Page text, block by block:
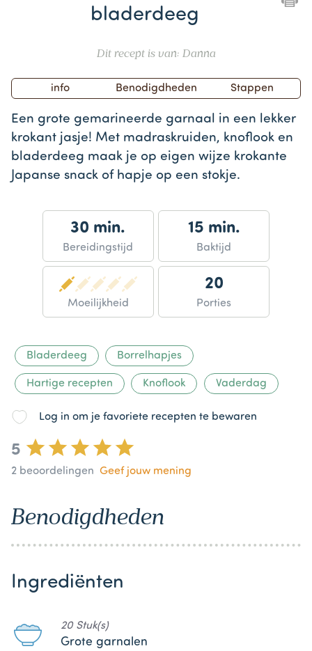
bladerdeeg
Dit recept is van: Danna
info Benodigdheden Stappen
Een grote gemarineerde garnaal in een lekker
krokant jasje! Met madraskruiden, knoflook en
bladerdeeg maak je op eigen wijze krokante
Japanse snack of hapje op een stokje.
30 min.
Bereidingstijd
15 min.
Baktijd
Moeilijkheid
20
Porties
Bladerdeeg Borrelhapjes
Hartige recepten Knoflook Vaderdag
Log in om je favoriete recepten te bewaren
5
2 beoordelingen Geef jouw mening
Benodigdheden
Ingrediënten
20 Stuk(s)
Grote garnalen